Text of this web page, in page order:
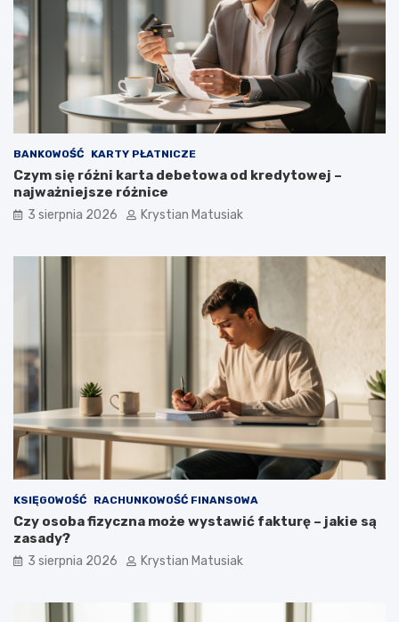
BANKOWOŚĆ KARTY PŁATNICZE
Czym się różni karta debetowa od kredytowej –
najważniejsze różnice
3 sierpnia 2026 Krystian Matusiak
KSIĘGOWOŚĆ RACHUNKOWOŚĆ FINANSOWA
Czy osoba fizyczna może wystawić fakturę – jakie są
zasady?
3 sierpnia 2026 Krystian Matusiak